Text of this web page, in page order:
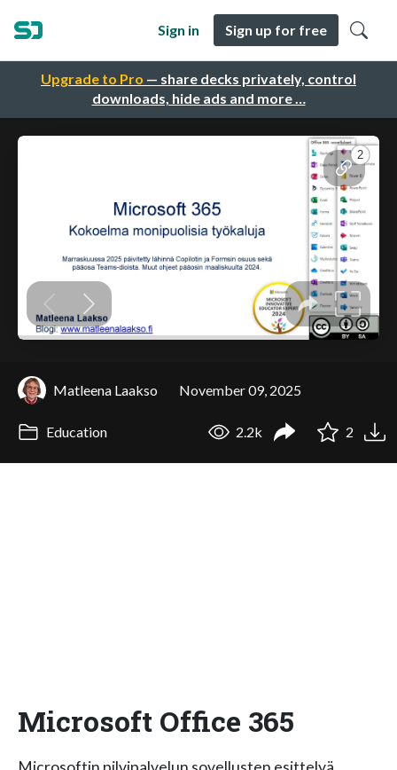
Upgrade to Pro — share decks privately, control
downloads, hide ads and more …
Sign in Sign up for free
Matleena Laakso November 09, 2025
Education 2.2k 2
Microsoft Office 365